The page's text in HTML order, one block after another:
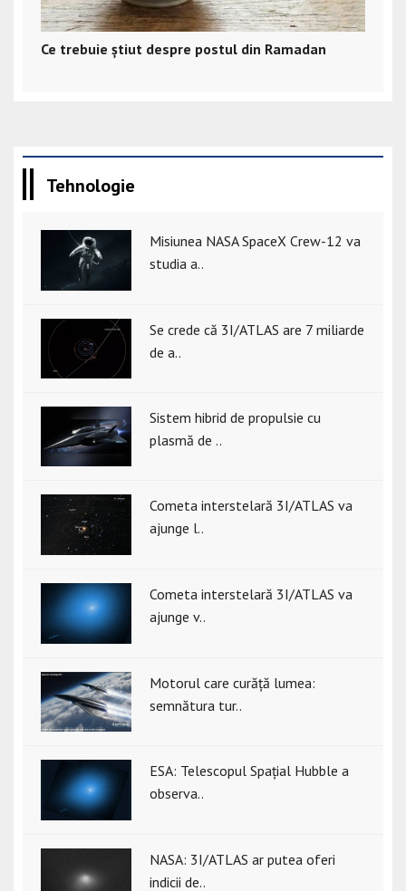
Ce trebuie știut despre postul din Ramadan
Tehnologie
Misiunea NASA SpaceX Crew-12 va
studia a..
Se crede că 3I/ATLAS are 7 miliarde
de a..
Sistem hibrid de propulsie cu
plasmă de ..
Cometa interstelară 3I/ATLAS va
ajunge l..
Cometa interstelară 3I/ATLAS va
ajunge v..
Motorul care curăță lumea:
semnătura tur..
ESA: Telescopul Spațial Hubble a
observa..
NASA: 3I/ATLAS ar putea oferi
indicii de..